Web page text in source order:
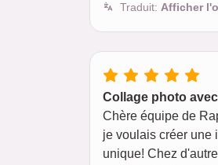
Traduit: Afficher
Collage photo
Chère équipe de
je voulais créer une
unique! Chez